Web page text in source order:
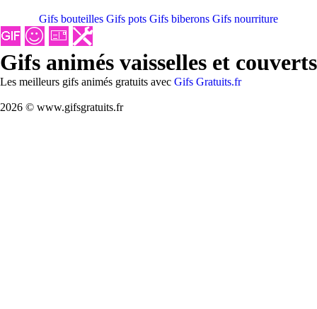
Gifs bouteilles Gifs pots Gifs biberons Gifs nourriture
Gifs animés vaisselles et couverts
Les meilleurs gifs animés gratuits avec Gifs Gratuits.fr
2026 © www.gifsgratuits.fr